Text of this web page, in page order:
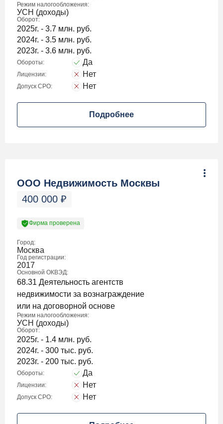
Режим налогообложения:
УСН (доходы)
Оборот:
2025г. - 3.7 млн. руб.
2024г. - 3.5 млн. руб.
2023г. - 3.6 млн. руб.
Обороты: Да
Лицензии: Нет
Допуск СРО: Нет
Подробнее
ООО Недвижимость Москвы
400 000 ₽
Фирма проверена
Город:
Москва
Год регистрации:
2017
Основной ОКВЭД:
68.31 Деятельность агентств
недвижимости за вознаграждение
или на договорной основе
Режим налогообложения:
УСН (доходы)
Оборот:
2025г. - 1.4 млн. руб.
2024г. - 300 тыс. руб.
2023г. - 200 тыс. руб.
Обороты: Да
Лицензии: Нет
Допуск СРО: Нет